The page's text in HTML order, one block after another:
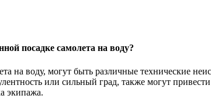
посадке самолета на воду?
воду, могут быть различные технические
или сильный град, также могут
экипажа.